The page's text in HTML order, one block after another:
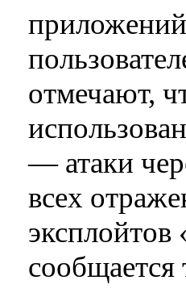
отмечают,
— атаки
всех
эксплойтов